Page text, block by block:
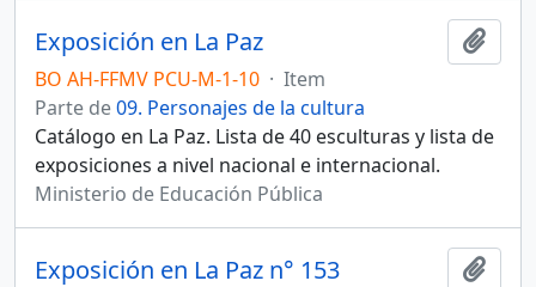
Exposición en La Paz
BO AH-FFMV PCU-M-1-10 · Item
Parte de09. Personajes de la cultura
Catálogo en La Paz. Lista de 40 esculturas y lista de
exposiciones a nivel nacional e internacional.
Ministerio de Educación Pública
Exposición en La Paz n° 153